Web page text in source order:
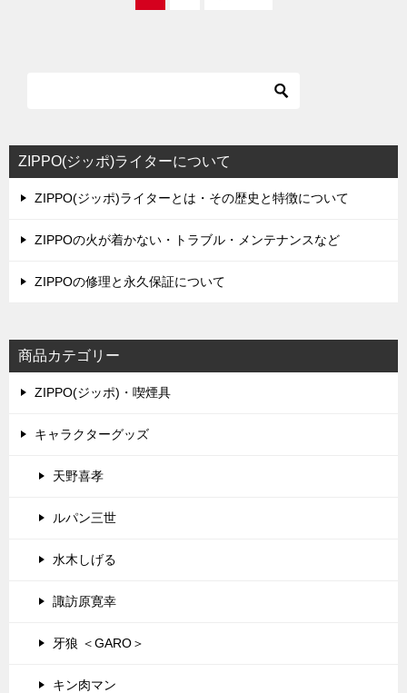
ZIPPO(ジッポ)ライターについて
ZIPPO(ジッポ)ライターとは・その歴史と特徴について
ZIPPOの火が着かない・トラブル・メンテナンスなど
ZIPPOの修理と永久保証について
商品カテゴリー
ZIPPO(ジッポ)・喫煙具
キャラクターグッズ
天野喜孝
ルパン三世
水木しげる
諏訪原寛幸
牙狼 ＜GARO＞
キン肉マン